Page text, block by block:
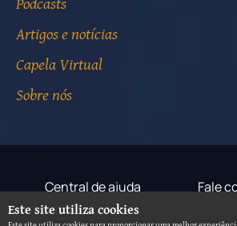
Artigos e notícias
Capela Virtual
Sobre nós
Central de ajuda Fale
Termos de uso
Este site utiliza cookies